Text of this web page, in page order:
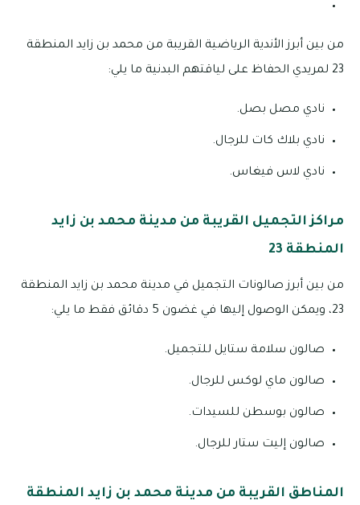
من بين أبرز الأندية الرياضية القريبة من محمد بن زايد المنطقة
23 لمريدي الحفاظ على لياقتهم البدنية ما يلي:
نادي مصل بصل.
نادي بلاك كات للرجال.
نادي لاس فيغاس.
مراكز التجميل القريبة من مدينة محمد بن زايد
المنطقة 23
من بين أبرز صالونات التجميل في مدينة محمد بن زايد المنطقة
23، ويمكن الوصول إليها في غضون 5 دقائق فقط ما يلي:
صالون سلامة ستايل للتجميل.
صالون ماي لوكس للرجال.
صالون بوسطن للسيدات.
صالون إليت ستار للرجال.
المناطق القريبة من مدينة محمد بن زايد المنطقة